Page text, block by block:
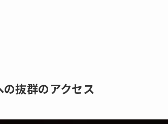
抜群のアクセス